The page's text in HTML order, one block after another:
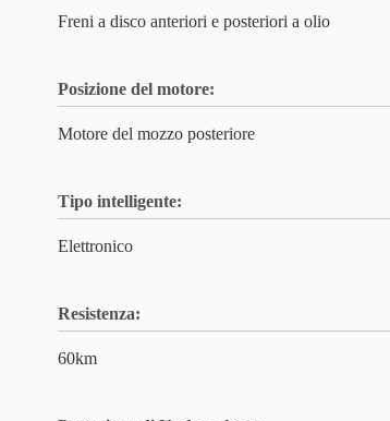
Freni a disco anteriori e posteriori a olio
Posizione del motore:
Motore del mozzo posteriore
Tipo intelligente:
Elettronico
Resistenza:
60km